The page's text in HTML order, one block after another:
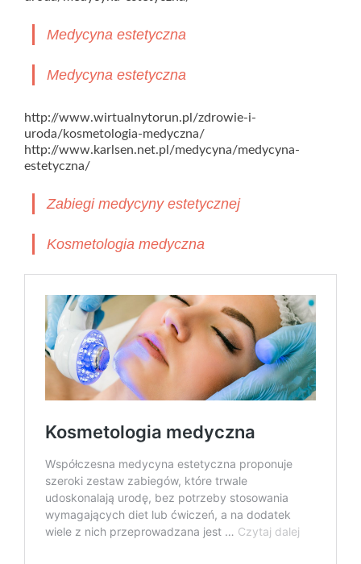
Medycyna estetyczna
Medycyna estetyczna
http://www.wirtualnytorun.pl/zdrowie-i-
uroda/kosmetologia-medyczna/
http://www.karlsen.net.pl/medycyna/medycyna-
estetyczna/
Zabiegi medycyny estetycznej
Kosmetologia medyczna